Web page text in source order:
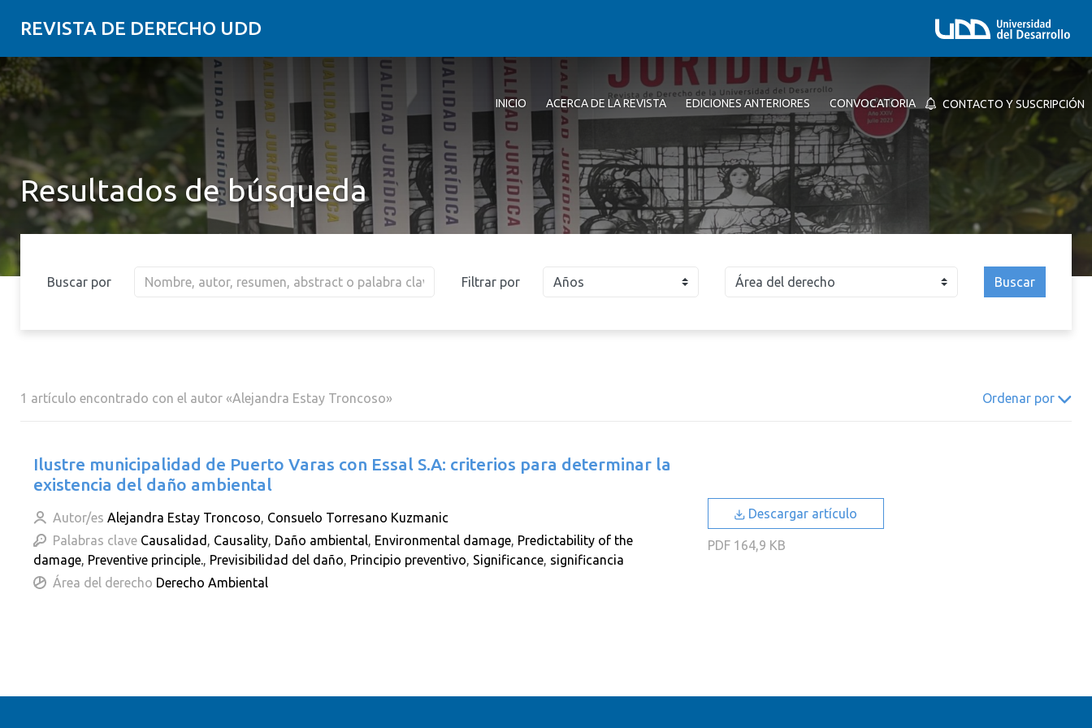
REVISTA DE DERECHO UDD
INICIO ACERCA DE LA REVISTA EDICIONES ANTERIORES CONVOCATORIA CONTACTO Y SUSCRIPCIÓN
Resultados de búsqueda
Buscar por Filtrar por Años
2006 2005 2004 2003
2002 2001 2000
Buscar
1 artículo encontrado con el autor «Alejandra Estay Troncoso» Ordenar por
Ilustre municipalidad de Puerto Varas con Essal S.A: criterios para determinar la
existencia del daño ambiental
Autor/es Alejandra Estay Troncoso, Consuelo Torresano Kuzmanic
Palabras clave Causalidad , Causality, Daño ambiental, Environmental damage, Predictability of the
damage, Preventive principle., Previsibilidad del daño, Principio preventivo, Significance, significancia
Área del derecho Derecho Ambiental
Descargar artículo
PDF164,9 KB